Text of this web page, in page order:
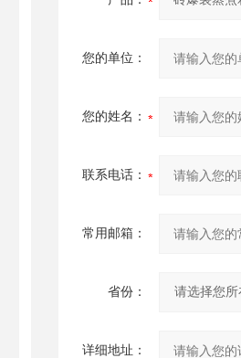
您的单位：
您的姓名：
联系电话：
常用邮箱：
省份：
详细地址：